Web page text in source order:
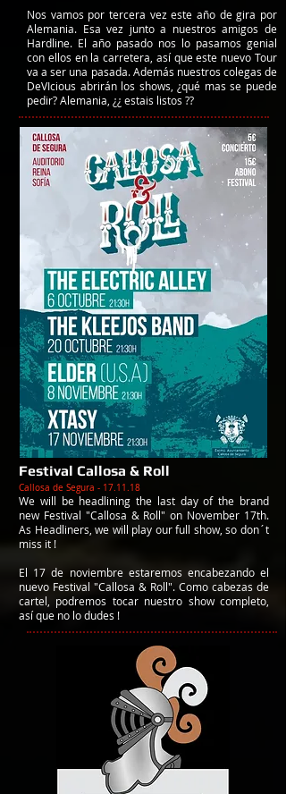
Nos vamos por tercera vez este año de gira por
Alemania. Esa vez junto a nuestros amigos de
Hardline. El año pasado nos lo pasamos genial
con ellos en la carretera, así que este nuevo Tour
va a ser una pasada. Además nuestros colegas de
DeVIcious abrirán los shows, ¿qué mas se puede
pedir? Alemania, ¿¿ estais listos ??
Festival Callosa & Roll
Callosa de Segura - 17.11.18
We will be headlining the last day of the brand
new Festival "Callosa & Roll" on November 17th.
As Headliners, we will play our full show, so don´t
miss it !
El 17 de noviembre estaremos encabezando el
nuevo Festival "Callosa & Roll". Como cabezas de
cartel, podremos tocar nuestro show completo,
así que no lo dudes !